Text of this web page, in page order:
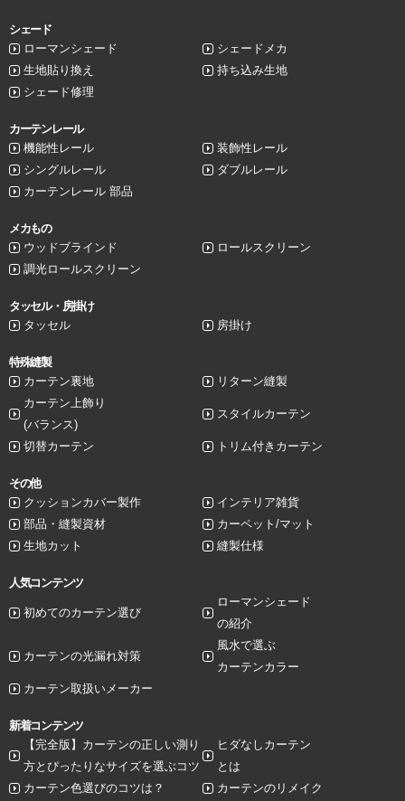
シェード
ローマンシェード
シェードメカ
生地貼り換え
持ち込み生地
シェード修理
カーテンレール
機能性レール
装飾性レール
シングルレール
ダブルレール
カーテンレール 部品
メカもの
ウッドブラインド
ロールスクリーン
調光ロールスクリーン
タッセル・房掛け
タッセル
房掛け
特殊縫製
カーテン裏地
リターン縫製
カーテン上飾り
(バランス)
スタイルカーテン
切替カーテン トリム付きカーテン
その他
クッションカバー製作
インテリア雑貨
部品・縫製資材
カーペット/マット
生地カット
縫製仕様
人気コンテンツ
初めてのカーテン選び
ローマンシェード
の紹介
カーテンの光漏れ対策
風水で選ぶ
カーテンカラー
カーテン取扱いメーカー
新着コンテンツ
【完全版】カーテンの正しい測り
方とぴったりなサイズを選ぶコツ
ヒダなしカーテン
とは
カーテン色選びのコツは？
カーテンのリメイク